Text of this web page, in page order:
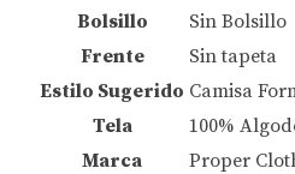
Bolsillo
Sin Bolsillo
Frente
Sin tapeta
Estilo Sugerido Camisa
Tela
100%
Marca
Proper